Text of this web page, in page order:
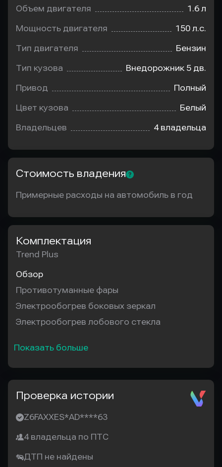
Объем двигателя 1.6 л
Мощность двигателя 150 л.с.
Тип двигателя Бензин
Тип кузова Внедорожник 5 дв.
Привод Полный
Цвет кузова Белый
Владельцев 4 владельца
Стоимость владения
Примерные расходы на автомобиль в год
Комплектация
Trend Plus
Обзор
Противотуманные фары
Электрообогрев боковых зеркал
Электрообогрев лобового стекла
Показать больше
Проверка истории
Z6FAXXES*AD****63
4 владельца по ПТС
ДТП не найдены